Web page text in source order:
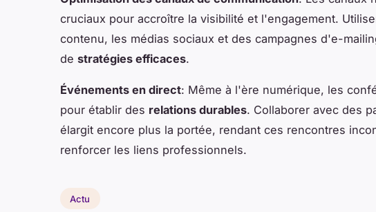
cruciaux pour accroître la visibilité et l'engagement.
contenu, les médias sociaux et des campagnes d'e-
de stratégies efficaces.
Événements en direct: Même à l'ère numérique, les
pour établir des relations durables. Collaborer avec des
élargit encore plus la portée, rendant ces rencontres
renforcer les liens professionnels.
Actu